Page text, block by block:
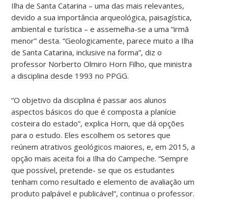
Ilha de Santa Catarina – uma das mais relevantes,
devido a sua importância arqueológica, paisagística,
ambiental e turística – e assemelha-se a uma “irmã
menor” desta. “Geologicamente, parece muito a Ilha
de Santa Catarina, inclusive na forma”, diz o
professor Norberto Olmiro Horn Filho, que ministra
a disciplina desde 1993 no PPGG.
“O objetivo da disciplina é passar aos alunos
aspectos básicos do que é composta a planície
costeira do estado”, explica Horn, que dá opções
para o estudo. Eles escolhem os setores que
reúnem atrativos geológicos maiores, e, em 2015, a
opção mais aceita foi a Ilha do Campeche. “Sempre
que possível, pretende- se que os estudantes
tenham como resultado e elemento de avaliação um
produto palpável e publicável”, continua o professor.